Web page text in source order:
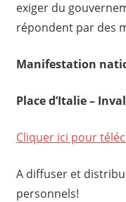
exiger du
répondent par des
Manifestation
Place d’Italie –
Cliquer ici pour
A diffuser et
personnels!